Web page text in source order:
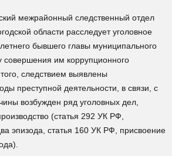
межрайонный следственный отдел
области расследует уголовное
бывшего главы муниципального
совершения им коррупционного
следствием выявлены
преступной деятельности, в связи, с
возбужден ряд уголовных дел,
(статья 292 УК РФ,
эпизода, статья 160 УК РФ, присвоение